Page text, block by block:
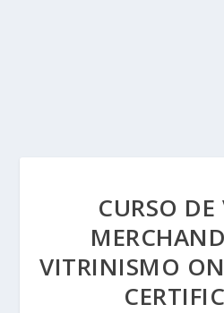
CURSO
VITRINISMO